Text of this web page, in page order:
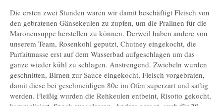
Die ersten zwei Stunden waren wir damit beschäftigt Fleisch von
den gebratenen Gänsekeulen zu zupfen, um die Pralinen für die
Maronensuppe herstellen zu können. Derweil haben andere von
unserem Team, Rosenkohl geputzt, Chutney eingekocht, die
Parfaitmasse erst auf dem Wasserbad aufgeschlagen um das
ganze wieder kühl zu schlagen. Anstrengend. Zwiebeln wurden
geschnitten, Birnen zur Sauce eingekocht, Fleisch vorgebraten,
damit diese bei geschmeidigen 80c im Ofen superzart und saftig
werden. Fleißig wurden die Rehkeulen entbeint, Risotto gekocht,